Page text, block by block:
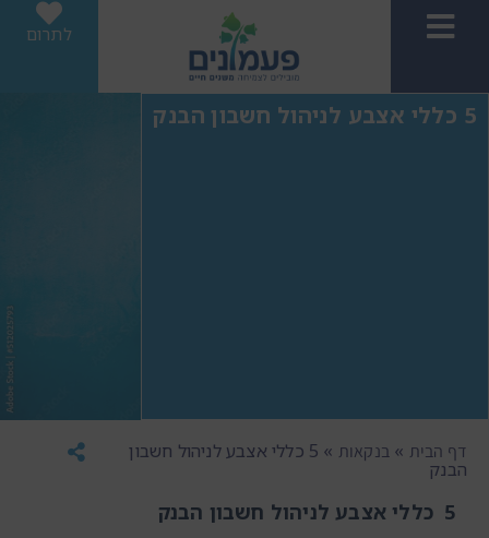
לתרום
5 כללי אצבע לניהול חשבון הבנק
דף הבית »בנקאות » 5 כללי אצבע לניהול חשבון
הבנק
5 כללי אצבע לניהול חשבון הבנק